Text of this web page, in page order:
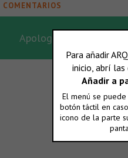
COMENTARIOS
Apologies, for this post